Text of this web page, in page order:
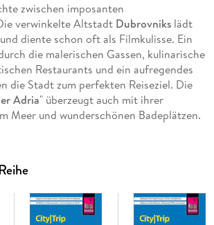
zwischen imposanten
verwinkelte Altstadt Dubrovniks lädt
diente schon oft als Filmkulisse. Ein
die malerischen Gassen, kulinarische
Restaurants und ein aufregendes
die Stadt zum perfekten Reiseziel. Die
Adria" überzeugt auch mit ihrer
Meer und wunderschönen Badeplätzen.
Inseln oder Ston mit seinem
Bollwerk.
Dubrovnik ist der ideale Begleiter,
Kulturstadt selbstständig zu